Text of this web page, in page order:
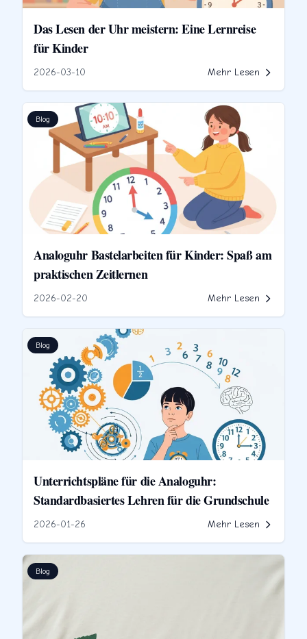
Das Lesen der Uhr meistern: Eine Lernreise
für Kinder
2026-03-10 Mehr Lesen
Blog
Analoguhr Bastelarbeiten für Kinder: Spaß am
praktischen Zeitlernen
2026-02-20 Mehr Lesen
Blog
Unterrichtspläne für die Analoguhr:
Standardbasiertes Lehren für die Grundschule
2026-01-26 Mehr Lesen
Blog